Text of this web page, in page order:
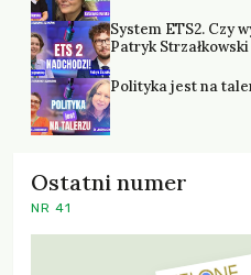
System ETS2. Czy
Patryk Strzałkowski
Polityka jest na
Ostatni numer
NR 41